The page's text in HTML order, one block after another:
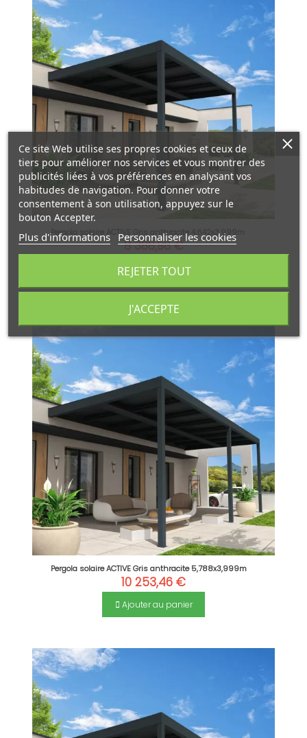
Pergola solaire ACTIVE Gris anthracite 4,642x3,999m
8 388,98 €
Ajouter au panier
Pergola solaire ACTIVE Gris anthracite 5,788x3,999m
10 253,46 €
Ajouter au panier
Ce site Web utilise ses propres cookies et ceux de
tiers pour améliorer nos services et vous montrer des
publicités liées à vos préférences en analysant vos
habitudes de navigation. Pour donner votre
consentement à son utilisation, appuyez sur le
bouton Accepter.
Plus d'informations Personnaliser les cookies
REJETER TOUT
J'ACCEPTE